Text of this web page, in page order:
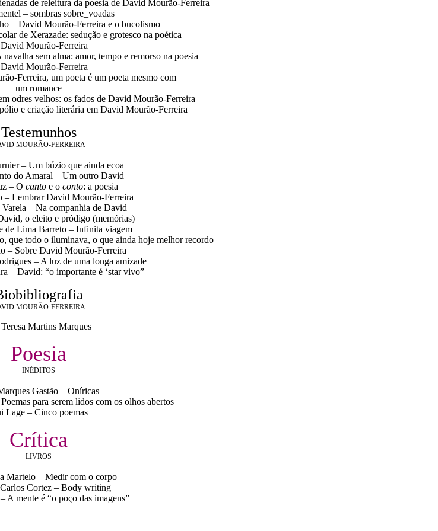
de releitura da poesia de David Mourão-Ferreira
– sombras sobre_voadas
– David Mourão-Ferreira e o bucolismo
de Xerazade: sedução e grotesco na poética
Mourão-Ferreira
sem alma: amor, tempo e remorso na poesia
Mourão-Ferreira
Ferreira, um poeta é um poeta mesmo com
um romance
odres velhos: os fados de David Mourão-Ferreira
e criação literária em David Mourão-Ferreira
Testemunhos
MOURÃO-FERREIRA
– Um búzio que ainda ecoa
do Amaral – Um outro David
– O cantoe o conto: a poesia
– Lembrar David Mourão-Ferreira
Varela – Na companhia de David
o eleito e pródigo (memórias)
de Lima Barreto – Infinita viagem
que todo o iluminava, o que ainda hoje melhor recordo
– Sobre David Mourão-Ferreira
– A luz de uma longa amizade
– David: “o importante é ‘star vivo”
MOURÃO-FERREIRA
Martins Marques
Poesia
INÉDITOS
Gastão – Oníricas
para serem lidos com os olhos abertos
Lage – Cinco poemas
Crítica
LIVROS
Martelo – Medir com o corpo
Cortez – Body writing
A mente é “o poço das imagens”